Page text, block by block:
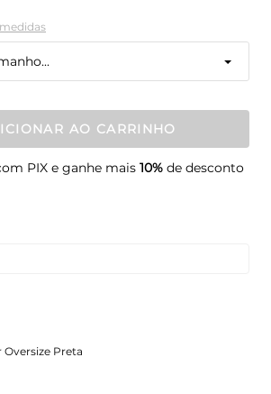
AO CARRINHO
PIX e ganhe mais 10%de desconto
Preta